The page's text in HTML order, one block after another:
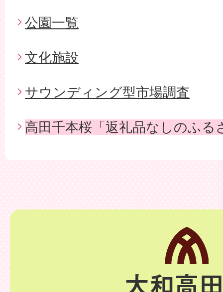
公園一覧
文化施設
サウンディング型市場調査
高田千本桜「返礼品なしのふる